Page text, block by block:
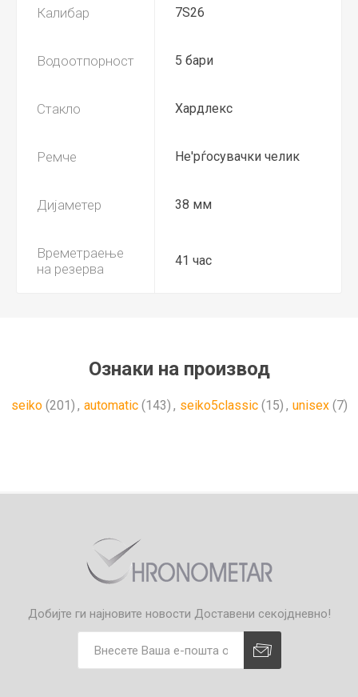
Калибар 7S26
Водоотпорност 5 бари
Стакло Хардлекс
Ремче Не'рѓосувачки челик
Дијаметер 38 мм
Времетраење
на резерва
41 час
Ознаки на производ
seiko (201) , automatic (143) , seiko5classic (15) , unisex (7)
Добијте ги најновите новости Доставени секојдневно!